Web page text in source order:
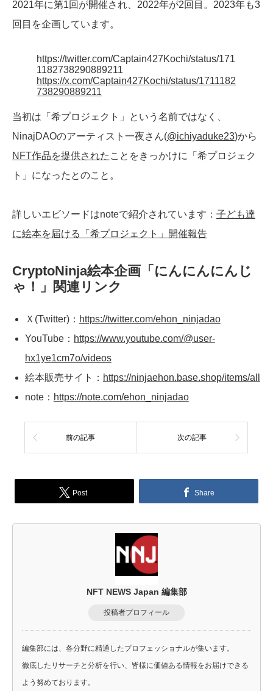
2021年に第1回が開催され、2022年が2回目。2023年も3
回目を企画しています。
https://twitter.com/Captain427Kochi/status/171
1182738290889211
https://x.com/Captain427Kochi/status/1711182
738290889211
当初は「希プロジェクト」という名前ではなく、
NinajDAOのアーティスト一夜さん(@ichiyaduke23)から
NFT作品を提供された ことをきっかけに「希プロジェク
ト」になったとのこと。
詳しいエビソードはnoteで紹介されています： 子ども達
に絵本を届ける「希プロジェクト」開催報告
CryptoNinja絵本企画「にんにんにんじ
ゃ！」関連リンク
Ｘ(Twitter)： https://twitter.com/ehon_ninjadao
YouTube： https://www.youtube.com/@user-
hx1ye1cm7o/videos
絵本販売サイト： https://ninjaehon.base.shop/items/all
note： https://note.com/ehon_ninjadao
前の記事 次の記事
Post Share
NFT NEWS Japan 編集部
投稿者プロフィール
編集部には、各分野に精通したプロフェッショナルが集います。
徹底したリサーチと分析を行い、皆様に価値ある情報をお届けできる
よう努めております。